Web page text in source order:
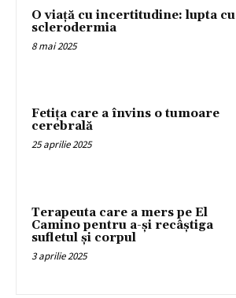
O viață cu incertitudine: lupta cu
sclerodermia
8 mai 2025
Fetița care a învins o tumoare
cerebrală
25 aprilie 2025
Terapeuta care a mers pe El
Camino pentru a-și recâștiga
sufletul și corpul
3 aprilie 2025